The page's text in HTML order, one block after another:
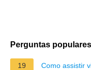
Perguntas populares
19 Como assistir